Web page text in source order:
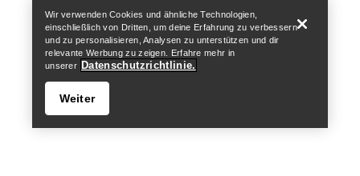
Wir verwenden Cookies und ähnliche Technologien,
einschließlich von Dritten, um deine Erfahrung zu verbessern
und zu personalisieren, Analysen zu unterstützen und dir
relevante Werbung zu zeigen. Erfahre mehr in
unserer Datenschutzrichtlinie.
Weiter